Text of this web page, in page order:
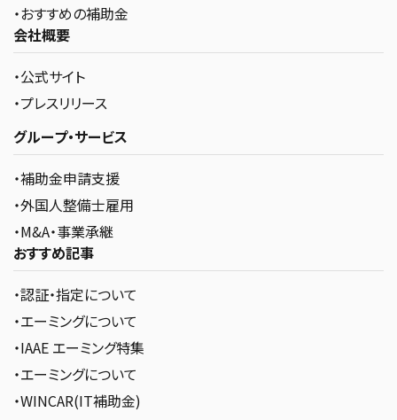
・おすすめの補助金
会社概要
・公式サイト
・プレスリリース
グループ・サービス
・補助金申請支援
・外国人整備士雇用
・M&A・事業承継
おすすめ記事
・認証・指定について
・エーミングについて
・IAAE エーミング特集
・エーミングについて
・WINCAR(IT補助金)